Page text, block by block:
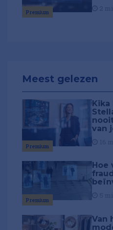
Premium
Meest gelezen
Premium
van
Premium
Hoe
Van